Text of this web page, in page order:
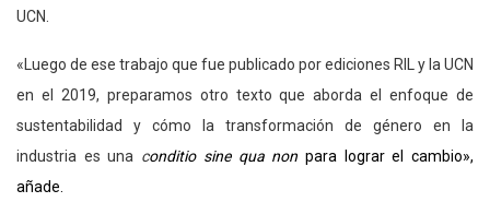
UCN.
«Luego de ese trabajo que fue publicado por ediciones RIL y la UCN
en el 2019, preparamos otro texto que aborda el enfoque de
sustentabilidad y cómo la transformación de género en la
industria es una conditio sine qua non para lograr el cambio»,
añade.